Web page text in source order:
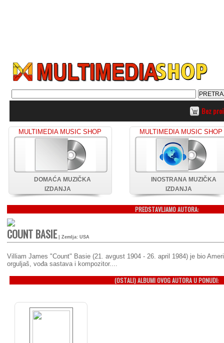
Bez
MULTIMEDIA MUSIC SHOP
DOMAĆA MUZIČKA
IZDANJA
MULTIMEDIA MUSIC SHOP
INOSTRANA MUZIČKA
IZDANJA
PREDSTAVLJAMO AUTORA:
COUNT BASIE| Zemlja: USA
Villiam James "Count" Basie (21. avgust 1904 - 26. april 1984) je bio
orguljaš, vođa sastava i kompozitor....
(OSTALI) ALBUMI OVOG AUTORA U PONUDI: